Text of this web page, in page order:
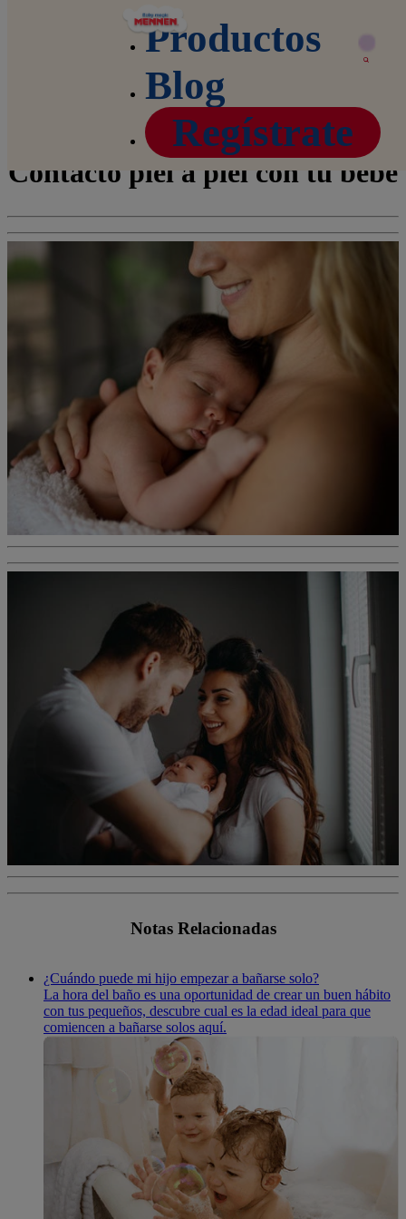
Productos
Blog
Regístrate
Piel con piel: Productos Mennen para ese momento
Contacto piel a piel con tu bebé
Notas Relacionadas
¿Cuándo puede mi hijo empezar a bañarse solo?
La hora del baño es una oportunidad de crear un buen hábito
con tus pequeños, descubre cual es la edad ideal para que
comiencen a bañarse solos aquí.